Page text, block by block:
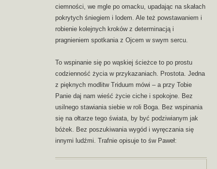
ciemności, we mgle po omacku, upadając na skałach
pokrytych śniegiem i lodem. Ale też powstawaniem i
robienie kolejnych kroków z determinacją i
pragnieniem spotkania z Ojcem w swym sercu.
To wspinanie się po wąskiej ścieżce to po prostu
codzienność życia w przykazaniach. Prostota. Jedna
z pięknych modlitw Triduum mówi – a przy Tobie
Panie daj nam wieść życie ciche i spokojne. Bez
usilnego stawiania siebie w roli Boga. Bez wspinania
się na ołtarze tego świata, by być podziwianym jak
bóżek. Bez poszukiwania wygód i wyręczania się
innymi ludźmi. Trafnie opisuje to św Paweł: